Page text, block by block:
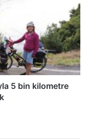
5 bin kilometre